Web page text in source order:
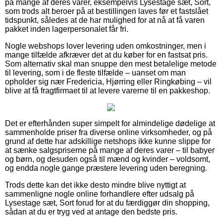
på mange af deres varer, eksempelvis Lysestage sæt, Sort,
som trods alt beroer på at bestillingen laves før et fastslået
tidspunkt, således at de har mulighed for at nå at få varen
pakket inden lagerpersonalet får fri.
Nogle webshops lover levering uden omkostninger, men i
mange tilfælde afkræver det at du køber for en fastsat pris.
Som alternativ skal man snuppe den mest betalelige metode
til levering, som i de fleste tilfælde – uanset om man
opholder sig nær Fredericia, Hjørring eller Ringkøbing – vil
blive at få fragtfirmaet til at levere varerne til en pakkeshop.
Det er efterhånden super simpelt for almindelige dødelige at
sammenholde priser fra diverse online virksomheder, og på
grund af dette har adskillige netshops ikke kunne slippe for
at sænke salgspriserne på mange af deres varer – til babyer
og børn, og desuden også til mænd og kvinder – voldsomt,
og endda nogle gange præstere levering uden beregning.
Trods dette kan det ikke desto mindre blive nyttigt at
sammenligne nogle online forhandlere efter udsalg på
Lysestage sæt, Sort forud for at du færdiggør din shopping,
sådan at du er tryg ved at antage den bedste pris.